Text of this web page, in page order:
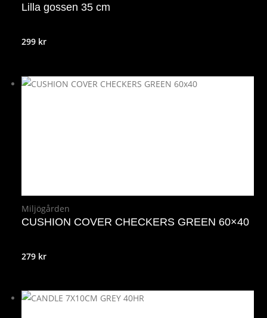
Lilla gossen 35 cm
299 kr
Miljögården
CUSHION COVER CHECKERS GREEN 60×40
279 kr